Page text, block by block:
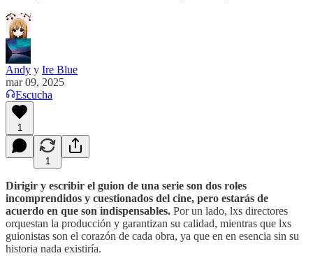
Andy y Ire Blue
mar 09, 2025
Escucha
1
1
Dirigir y escribir el guion de una serie son dos roles
incomprendidos y cuestionados del cine, pero estarás de
acuerdo en que son indispensables. Por un lado, lxs directores
orquestan la producción y garantizan su calidad, mientras que lxs
guionistas son el corazón de cada obra, ya que en en esencia sin su
historia nada existiría.